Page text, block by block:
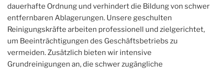
dauerhafte Ordnung und verhindert die Bildung von schwer
entfernbaren Ablagerungen. Unsere geschulten
Reinigungskräfte arbeiten professionell und zielgerichtet,
um Beeinträchtigungen des Geschäftsbetriebs zu
vermeiden. Zusätzlich bieten wir intensive
Grundreinigungen an, die schwer zugängliche